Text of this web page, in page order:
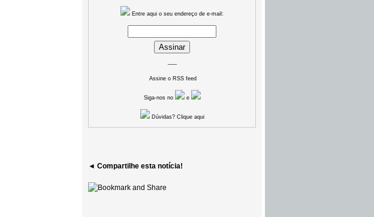
Entre aqui o seu endereço de e-mail:
Assine o RSS feed
Siga-nos no e
Dúvidas? Clique aqui
◄ Compartilhe esta notícia!